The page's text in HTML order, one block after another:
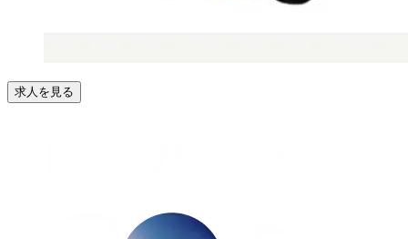
求人を見る